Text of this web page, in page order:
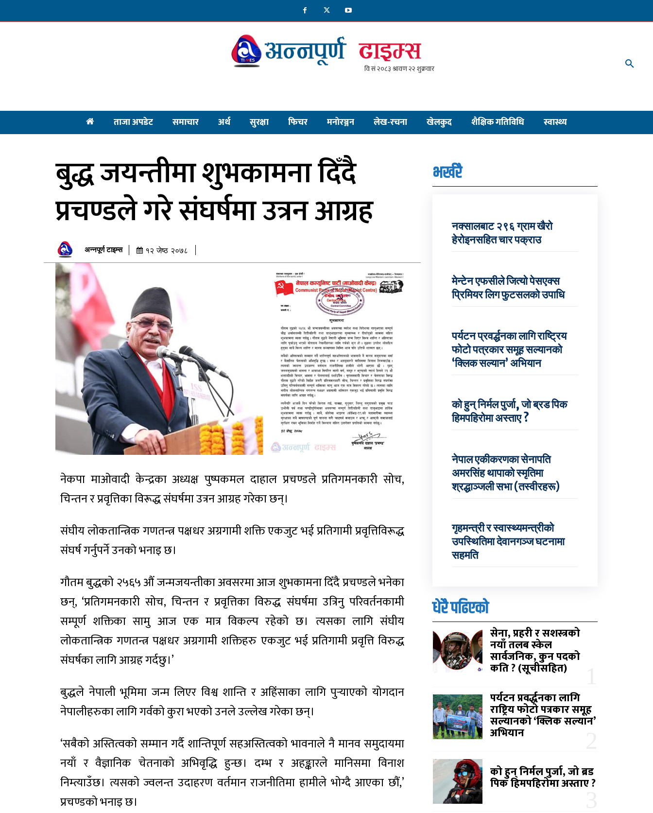
ताजा अपडेट समाचार अर्थ सुरक्षा फिचर मनाेरञ्जन लेख-रचना खेलकुद शैक्षिक गतिविधि स्वास्थ्य
बुद्ध जयन्तीमा शुभकामना दिँदै
प्रचण्डले गरे संघर्षमा उत्रन आग्रह
अन्नपूर्ण टाइम्स १२ जेष्ठ २०७८
नेकपा माओवादी केन्द्रका अध्यक्ष पुष्पकमल दाहाल प्रचण्डले प्रतिगमनकारी सोच,
चिन्तन र प्रवृत्तिका विरूद्ध संघर्षमा उत्रन आग्रह गरेका छन्।
संघीय लोकतान्त्रिक गणतन्त्र पक्षधर अग्रगामी शक्ति एकजुट भई प्रतिगामी प्रवृत्तिविरूद्ध
संघर्ष गर्नुपर्ने उनको भनाइ छ।
गौतम बुद्धको २५६५ औं जन्मजयन्तीका अवसरमा आज शुभकामना दिँदै प्रचण्डले भनेका
छन्, ‘प्रतिगमनकारी सोच, चिन्तन र प्रवृत्तिका विरुद्ध संघर्षमा उत्रिनु परिवर्तनकामी
सम्पूर्ण शक्तिका सामु आज एक मात्र विकल्प रहेको छ। त्यसका लागि संघीय
लोकतान्त्रिक गणतन्त्र पक्षधर अग्रगामी शक्तिहरु एकजुट भई प्रतिगामी प्रवृत्ति विरुद्ध
संघर्षका लागि आग्रह गर्दछु।’
बुद्धले नेपाली भूमिमा जन्म लिएर विश्व शान्ति र अहिंसाका लागि पुर्‍याएको योगदान
नेपालीहरुका लागि गर्वको कुरा भएको उनले उल्लेख गरेका छन्।
‘सबैको अस्तित्वको सम्मान गर्दै शान्तिपूर्ण सहअस्तित्वको भावनाले नै मानव समुदायमा
नयाँ र वैज्ञानिक चेतनाको अभिवृद्धि हुन्छ। दम्भ र अहङ्कारले मानिसमा विनाश
निम्त्याउँछ। त्यसको ज्वलन्त उदाहरण वर्तमान राजनीतिमा हामीले भोग्दै आएका छौं,’
प्रचण्डको भनाइ छ।
भर्खरै
नक्सालबाट २९६ ग्राम खैरो
हेरोइनसहित चार पक्राउ
मेन्टेन एफसीले जित्यो पेसएक्स
प्रिमियर लिग फुटसलको उपाधि
पर्यटन प्रवर्द्धनका लागि राष्ट्रिय
फोटो पत्रकार समूह सल्यानको
‘क्लिक सल्यान’ अभियान
को हुन् निर्मल पुर्जा, जो ब्रड पिक
हिमपहिरोमा अस्ताए ?
नेपाल एकीकरणका सेनापति
अमरसिंह थापाको स्मृतिमा
श्रद्धाञ्जली सभा (तस्वीरहरू)
गृहमन्त्री र स्वास्थ्यमन्त्रीको
उपस्थितिमा देवानगञ्ज घटनामा
सहमति
धेरै पढिएको
सेना, प्रहरी र सशस्त्रको
नयाँ तलब स्केल
सार्वजनिक, कुन पदको
कति ? (सूचीसहित)
पर्यटन प्रवर्द्धनका लागि
राष्ट्रिय फोटो पत्रकार समूह
सल्यानको ‘क्लिक सल्यान’
अभियान
को हुन् निर्मल पुर्जा, जो ब्रड
पिक हिमपहिरोमा अस्ताए ?